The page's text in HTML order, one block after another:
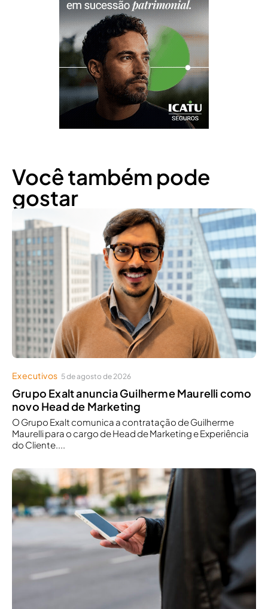
Você também pode
gostar
Executivos 5 de agosto de 2026
Grupo Exalt anuncia Guilherme Maurelli como
novo Head de Marketing
O Grupo Exalt comunica a contratação de Guilherme
Maurelli para o cargo de Head de Marketing e Experiência
do Cliente....